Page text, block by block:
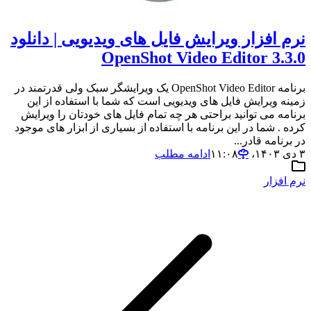
نرم افزار ویرایش فایل های ویدیویی | دانلود
OpenShot Video Editor 3.3.0
برنامه OpenShot Video Editor یک ویرایشگر سبک ولی قدرتمند در
زمینه ویرایش فایل های ویدیویی است که شما با استفاده از این
برنامه می توانید براحتی هر چه تمام فایل های خودتان را ویرایش
کرده . شما در این برنامه با استفاده از بسیاری از ابزار های موجود
در برنامه قادر...
۳ دی ۱۴۰۳،‏ ۱۱:۰۸
ادامه مطلب
نرم افزار